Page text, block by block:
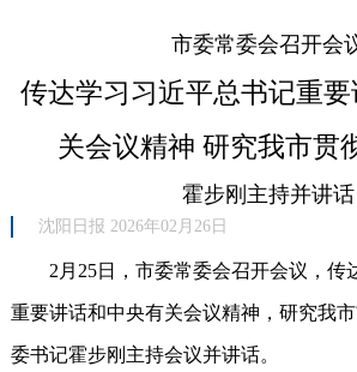
市委常委会召开会
传达学习习近平总书记重
关会议精神 研究我市贯
霍步刚主持并讲话
沈阳日报 2026年02月26日
2月25日，市委常委会召开会议，传
重要讲话和中央有关会议精神，研究我
委书记霍步刚主持会议并讲话。